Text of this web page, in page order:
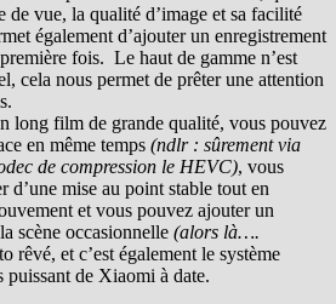
de vue, la qualité d’image et sa facilité
également d’ajouter un enregistrement
fois. Le haut de gamme n’est
cela nous permet de prêter une attention
long film de grande qualité, vous pouvez
en même temps (ndlr : sûrement via
de compression le HEVC), vous
d’une mise au point stable tout en
et vous pouvez ajouter un
scène occasionnelle (alors là….
rêvé, et c’est également le système
puissant de Xiaomi à date.